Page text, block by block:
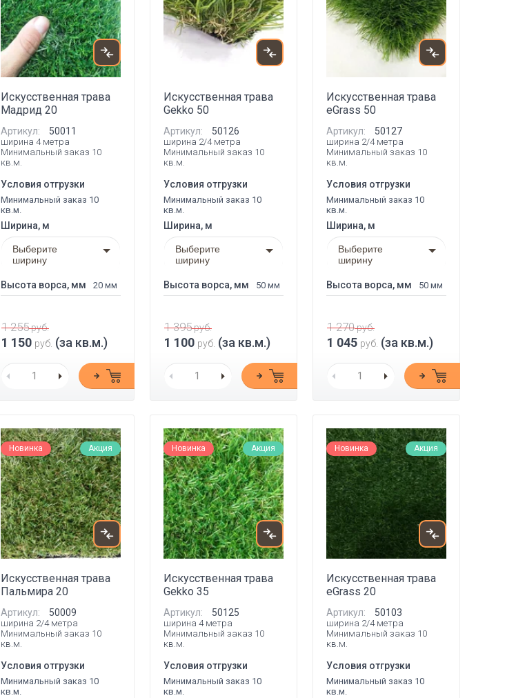
Искусственная трава
Мадрид 20
Артикул: 50011
ширина 4 метра
Минимальный заказ 10
кв.м.
Условия отгрузки
Минимальный заказ 10
кв.м.
Ширина, м
Выберите
ширину
Высота ворса, мм 20 мм
1 255руб.
1 150 руб. (за кв.м.)
Искусственная трава
Gekko 50
Артикул: 50126
ширина 2/4 метра
Минимальный заказ 10
кв.м.
Условия отгрузки
Минимальный заказ 10
кв.м.
Ширина, м
Выберите
ширину
Высота ворса, мм 50 мм
1 395руб.
1 100 руб. (за кв.м.)
Искусственная трава
eGrass 50
Артикул: 50127
ширина 2/4 метра
Минимальный заказ 10
кв.м.
Условия отгрузки
Минимальный заказ 10
кв.м.
Ширина, м
Выберите
ширину
Высота ворса, мм 50 мм
1 270руб.
1 045 руб. (за кв.м.)
Новинка Акция
Искусственная трава
Пальмира 20
Артикул: 50009
ширина 2/4 метра
Минимальный заказ 10
кв.м.
Условия отгрузки
Минимальный заказ 10
кв.м.
Новинка Акция
Искусственная трава
Gekko 35
Артикул: 50125
ширина 4 метра
Минимальный заказ 10
кв.м.
Условия отгрузки
Минимальный заказ 10
кв.м.
Новинка Акция
Искусственная трава
eGrass 20
Артикул: 50103
ширина 2/4 метра
Минимальный заказ 10
кв.м.
Условия отгрузки
Минимальный заказ 10
кв.м.